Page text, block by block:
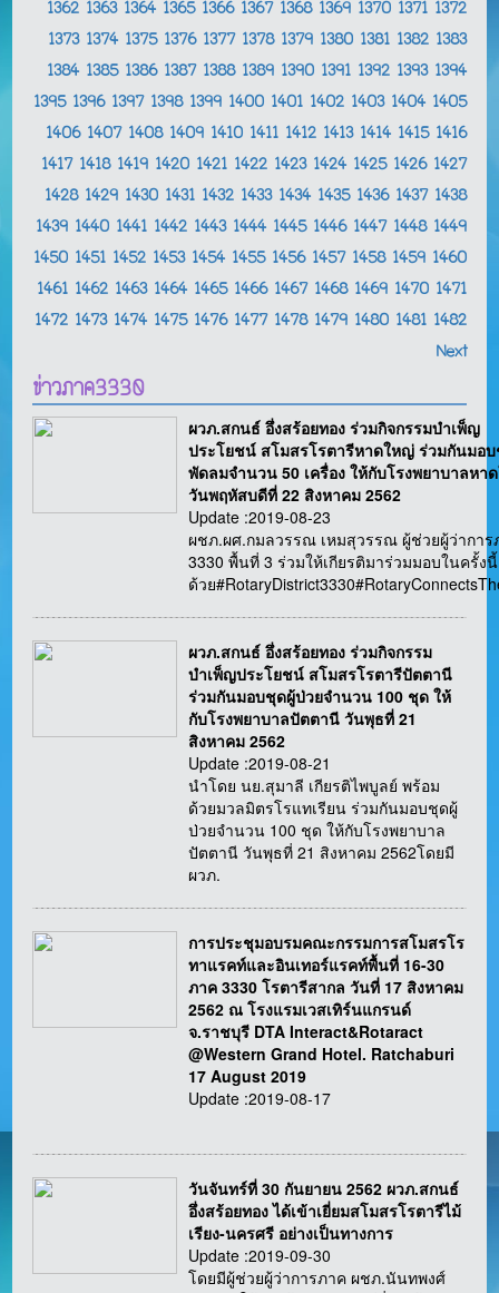
1362 1363 1364 1365 1366 1367 1368 1369 1370 1371 1372
1373 1374 1375 1376 1377 1378 1379 1380 1381 1382 1383
1384 1385 1386 1387 1388 1389 1390 1391 1392 1393 1394
1395 1396 1397 1398 1399 1400 1401 1402 1403 1404 1405
1406 1407 1408 1409 1410 1411 1412 1413 1414 1415 1416
1417 1418 1419 1420 1421 1422 1423 1424 1425 1426 1427
1428 1429 1430 1431 1432 1433 1434 1435 1436 1437 1438
1439 1440 1441 1442 1443 1444 1445 1446 1447 1448 1449
1450 1451 1452 1453 1454 1455 1456 1457 1458 1459 1460
1461 1462 1463 1464 1465 1466 1467 1468 1469 1470 1471
1472 1473 1474 1475 1476 1477 1478 1479 1480 1481 1482
Next
ข่าวภาค3330
ผวภ.สกนธ์ อึ่งสร้อยทอง ร่วมกิจกรรมบำเพ็ญ
ประโยชน์ สโมสรโรตารีหาดใหญ่ ร่วมกันมอ
พัดลมจำนวน 50 เครื่อง ให้กับโรงพยาบาลหา
วันพฤหัสบดีที่ 22 สิงหาคม 2562
Update :2019-08-23
ผชภ.ผศ.กมลวรรณ เหมสุวรรณ ผู้ช่วยผู้ว่าการ
3330 พื้นที่ 3 ร่วมให้เกียรติมาร่วมมอบในครั้งนี้
ด้วย
ผวภ.สกนธ์ อึ่งสร้อยทอง ร่วมกิจกรรม
บำเพ็ญประโยชน์ สโมสรโรตารีปัตตานี
ร่วมกันมอบชุดผู้ป่วยจำนวน 100 ชุด ให้
กับโรงพยาบาลปัตตานี วันพุธที่ 21
สิงหาคม 2562
Update :2019-08-21
นำโดย นย.สุมาลี เกียรติไพบูลย์ พร้อม
ด้วยมวลมิตรโรแทเรียน ร่วมกันมอบชุดผู้
ป่วยจำนวน 100 ชุด ให้กับโรงพยาบาล
ปัตตานี วันพุธที่ 21 สิงหาคม 2562โดยมี
ผวภ.
การประชุมอบรมคณะกรรมการสโมสรโร
ทาแรคท์และอินเทอร์แรคท์พื้นที่ 16-30
ภาค 3330 โรตารีสากล วันที่ 17 สิงหาคม
2562 ณ โรงแรมเวสเทิร์นแกรนด์
จ.ราชบุรี DTA Interact&Rotaract
@Western Grand Hotel. Ratchaburi
17 August 2019
Update :2019-08-17
วันจันทร์ที่ 30 กันยายน 2562 ผวภ.สกนธ์
อึ่งสร้อยทอง ได้เข้าเยี่ยมสโมสรโรตารีไม้
เรียง-นครศรี อย่างเป็นทางการ
Update :2019-09-30
โดยมีผู้ช่วยผู้ว่าการภาค ผชภ.นันทพงศ์